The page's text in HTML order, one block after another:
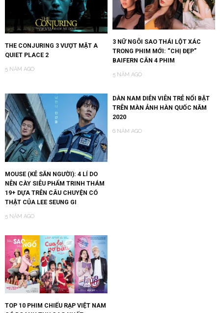
THE CONJURING 3 VƯỢT MẶT A
QUIET PLACE 2
5 NĂM AGO
3 NỮ NGÔI SAO THÁI LỘT XÁC
TRONG PHIM MỚI: “CHỊ ĐẸP”
BAIFERN CÂN 4 PHIM
5 NĂM AGO
MOUSE (KẺ SĂN NGƯỜI): 4 LÍ DO
NÊN CÀY SIÊU PHẨM TRINH THÁM
19+ DỰA TRÊN CÂU CHUYỆN CÓ
THẬT CỦA LEE SEUNG GI
5 NĂM AGO
DÀN NAM DIỄN VIÊN TRẺ NỔI BẬT
TRÊN MÀN ẢNH HÀN QUỐC NĂM
2020
6 NĂM AGO
TOP 10 PHIM CHIẾU RẠP VIỆT NAM